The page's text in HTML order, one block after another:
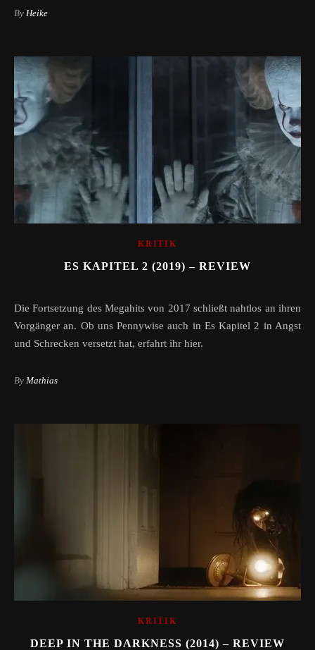
By Heike
KRITIK
ES KAPITEL 2 (2019) – REVIEW
Die Fortsetzung des Megahits von 2017 schließt nahtlos an ihren
Vorgänger an. Ob uns Pennywise auch in Es Kapitel 2 in Angst
und Schrecken versetzt hat, erfahrt ihr hier.
By Mathias
KRITIK
DEEP IN THE DARKNESS (2014) – REVIEW